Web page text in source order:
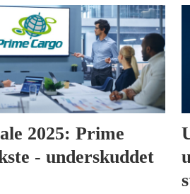
2025: Prime
- underskuddet